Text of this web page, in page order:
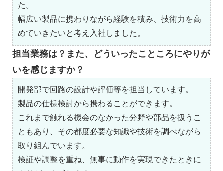
た。
幅広い製品に携わりながら経験を積み、技術力を高
めていきたいと考え入社しました。
担当業務は？また、どういったこところにやりが
いを感じますか？
開発部で回路の設計や評価等を担当しています。
製品の仕様検討から携わることができます。
これまで触れる機会のなかった分野や部品を扱うこ
ともあり、その都度必要な知識や技術を調べながら
取り組んでいます。
検証や調整を重ね、無事に動作を実現できたときに